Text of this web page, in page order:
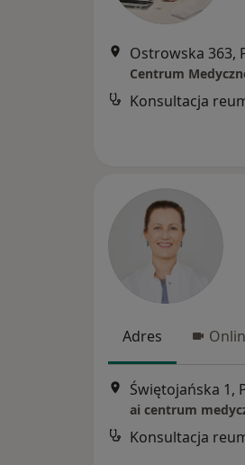
Ostrowska 363,
Centrum
Konsultacja
Adres
Świętojańska 1,
ai centrum
Konsultacja